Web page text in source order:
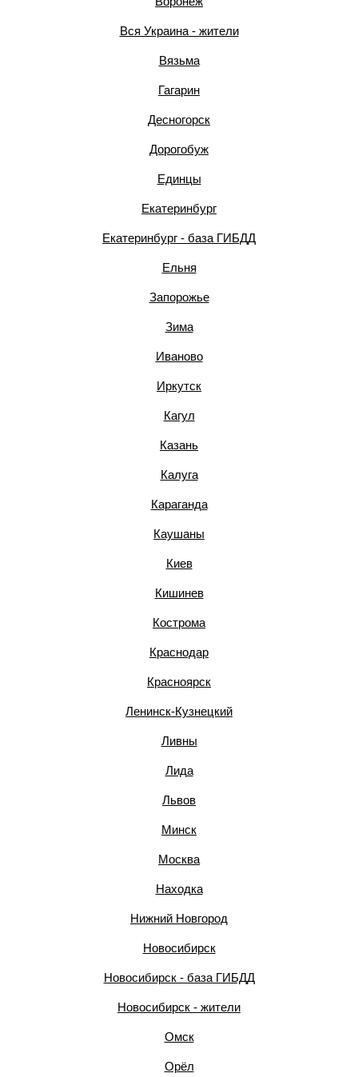
Вся Украина - жители
Вязьма
Гагарин
Десногорск
Дорогобуж
Единцы
Екатеринбург
Екатеринбург - база ГИБДД
Ельня
Запорожье
Зима
Иваново
Иркутск
Кагул
Казань
Калуга
Караганда
Каушаны
Киев
Кишинев
Кострома
Краснодар
Красноярск
Ленинск-Кузнецкий
Ливны
Лида
Львов
Минск
Москва
Находка
Нижний Новгород
Новосибирск
Новосибирск - база ГИБДД
Новосибирск - жители
Омск
Орёл